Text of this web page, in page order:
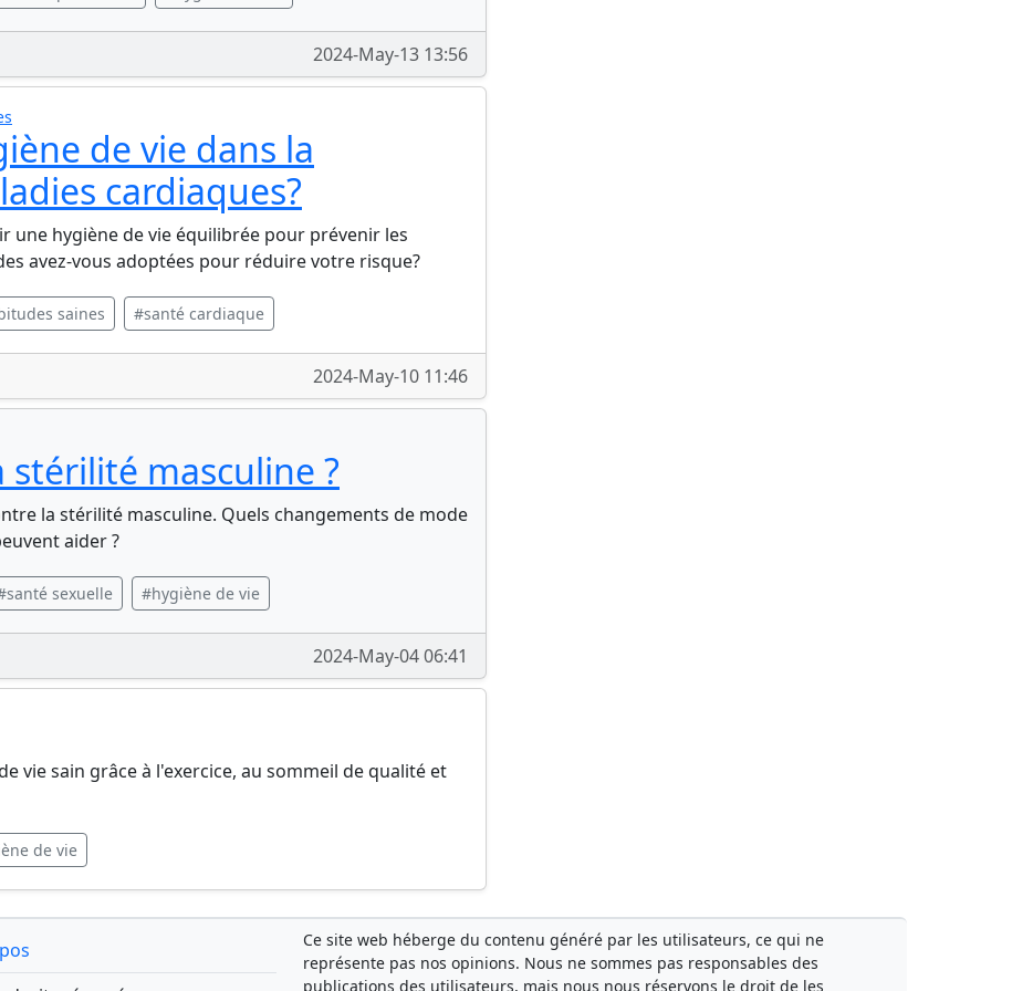
2024-May-13 13:56
de vie dans la
cardiaques?
une hygiène de vie équilibrée pour prévenir les
avez-vous adoptées pour réduire votre risque?
saines #santé cardiaque
2024-May-10 11:46
masculine ?
la stérilité masculine. Quels changements de mode
aider ?
sexuelle #hygiène de vie
2024-May-04 06:41
vie sain grâce à l'exercice, au sommeil de qualité et
de vie
Ce site web héberge du contenu généré par les utilisateurs, ce qui ne
représente pas nos opinions. Nous ne sommes pas responsables des
publications des utilisateurs, mais nous nous réservons le droit de les